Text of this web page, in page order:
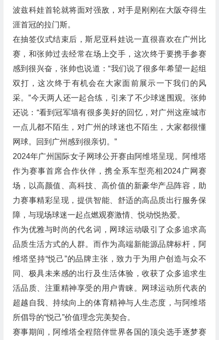
波兹科娃首轮就将面对强敌，对手是刚刚在大阪夺得生
涯首冠的拉门斯。
在抽签仪式结束后，斯尼亚科娃说一直很喜欢在广州比
赛，和张帅过去经常在场上交手，这次终于要携手参赛
感到很兴奋，张帅也说道：“我们说了很多年希望一起组
双打，这次终于有机会在大家面前展示一下我们的风
采。”今天两人还一起合练，引来了不少球迷围观。张帅
还说：“看到冠军墙有很多美好的回忆，对广州这座城市
一点儿都不陌生，对广州的球迷也不陌生，大家都很懂
网球。回到广州感到很亲切。”
2024年广州国际女子网球公开赛由阿维塔呈现。阿维塔
作为赛事首席合作伙伴，携全系车型亮相2024广网赛
场，以高颜值、高科技、高价值的新豪华产品阵容，助
力赛事精彩呈现，提供智能、舒适的高品质出行服务保
障，与现场球迷一起点燃观赛激情、悦动悦热爱。
作为优雅与时尚的代名词，网球运动吸引了众多追求高
品质生活方式的人群。而作为高端新能源品牌标杆，阿
维塔坚持“悦己”的品牌主张，致力于为用户创造与众不
同、极具未来感的出行及生活体验，收获了众多追求生
活品质、注重精神享受的用户青睐。网球运动所代表的
超越自我、持续向上的体育精神与人生态度，与阿维塔
所倡导的“悦己”价值理念完美契合。
赛事期间，阿维塔全程陪伴世界各国的顶尖选手逐梦赛